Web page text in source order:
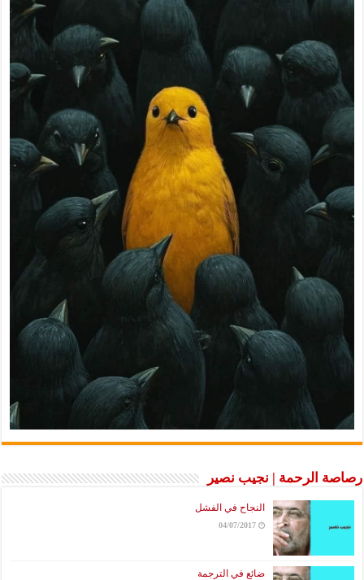
رصاصة الرحمة | نجيب نصير
النجاح في الفشل
04/07/2017
ضائع في الترجمة